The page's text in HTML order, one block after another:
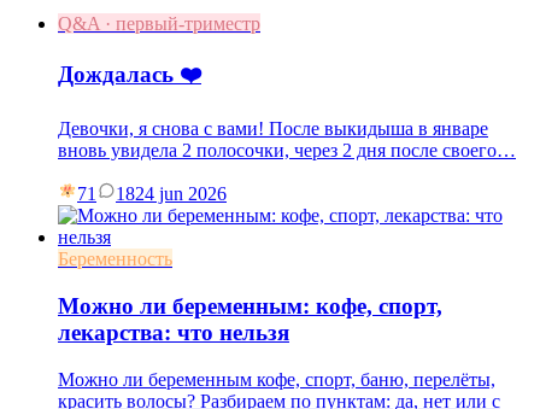
Q&A · первый-триместр
Дождалась ❤️
Девочки, я снова с вами! После выкидыша в январе
вновь увидела 2 полосочки, через 2 дня после своего…
71 1824 jun 2026
Беременность
Можно ли беременным: кофе, спорт,
лекарства: что нельзя
Можно ли беременным кофе, спорт, баню, перелёты,
красить волосы? Разбираем по пунктам: да, нет или с